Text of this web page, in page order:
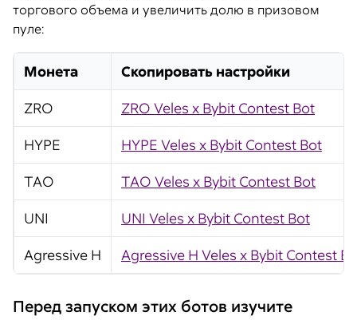
торгового объема и увеличить долю в призовом
пуле:
Монета
Скопировать настройки
ZRO
ZRO Veles x Bybit Contest Bot
HYPE
HYPE Veles x Bybit Contest Bot
TAO
TAO Veles x Bybit Contest Bot
UNI
UNI Veles x Bybit Contest Bot
Agressive H
Agressive H Veles x Bybit Contest
Перед запуском этих ботов изучите